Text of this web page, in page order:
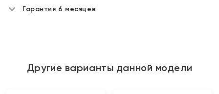
Гарантия 6 месяцев
Другие варианты данной модели